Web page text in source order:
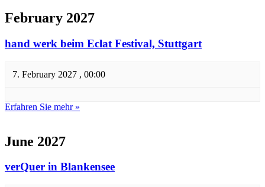
February 2027
hand werk beim Eclat Festival, Stuttgart
7. February 2027 , 00:00
Erfahren Sie mehr »
June 2027
verQuer in Blankensee